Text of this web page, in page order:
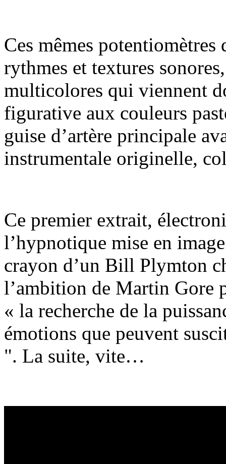
Ces mêmes
rythmes et textures
multicolores qui viennent
figurative aux couleurs
guise d’artère principale
instrumentale originelle,
Ce premier extrait,
l’hypnotique mise en
crayon d’un Bill Plymton
l’ambition de Martin Gore
« la recherche de la
émotions que peuvent
". La suite, vite…